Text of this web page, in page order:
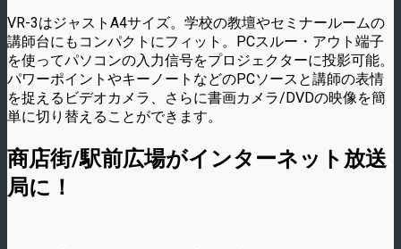
VR-3はジャストA4サイズ。学校の教壇やセミナールームの
講師台にもコンパクトにフィット。PCスルー・アウト端子
を使ってパソコンの入力信号をプロジェクターに投影可能。
パワーポイントやキーノートなどのPCソースと講師の表情
を捉えるビデオカメラ、さらに書画カメラ/DVDの映像を簡
単に切り替えることができます。
商店街/駅前広場がインターネット放送
局に！